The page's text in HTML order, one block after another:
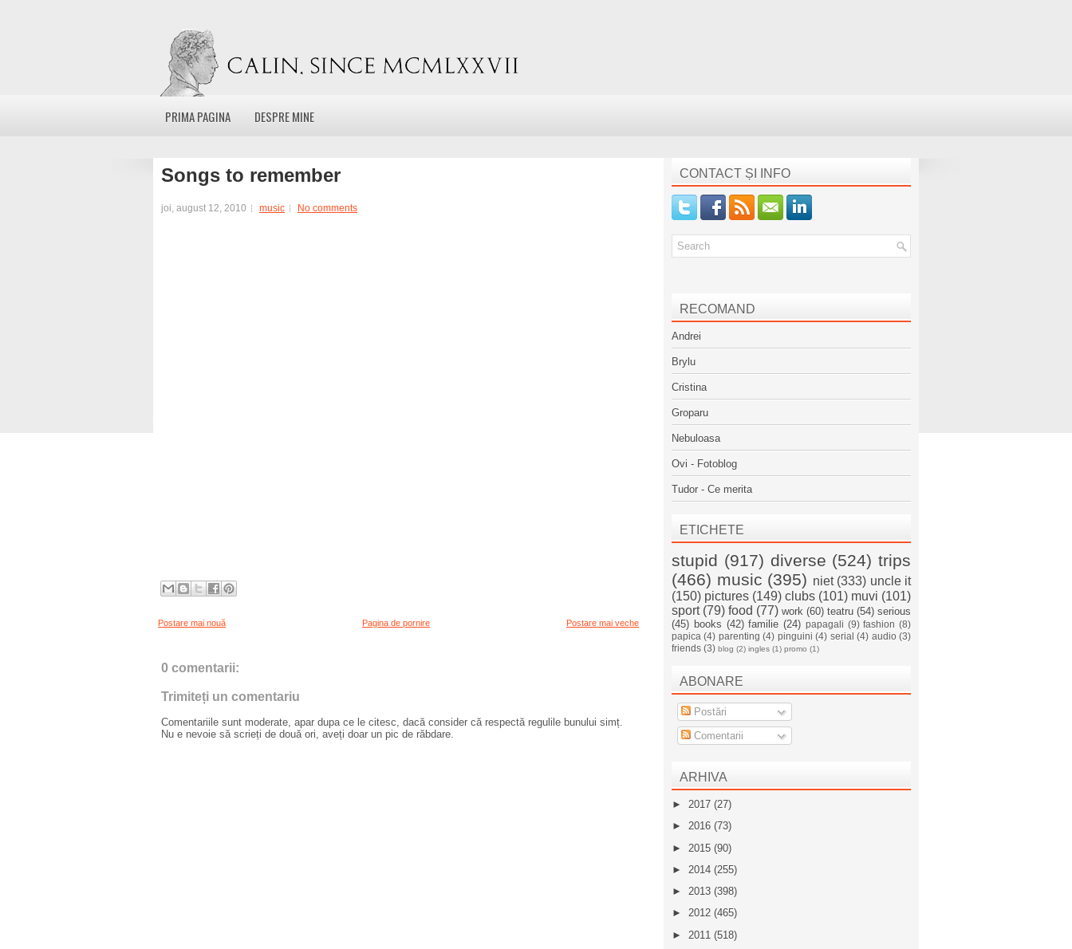
PRIMA PAGINA DESPRE MINE
Songs to remember
joi, august 12, 2010 music No comments
Postare mai nouă Postare mai veche
Pagina de pornire
0 comentarii:
Trimiteți un comentariu
Comentariile sunt moderate, apar dupa ce le citesc, dacă consider că respectă regulile bunului simț.
Nu e nevoie să scrieți de două ori, aveți doar un pic de răbdare.
CONTACT ȘI INFO
RECOMAND
Andrei
Brylu
Cristina
Groparu
Nebuloasa
Ovi - Fotoblog
Tudor - Ce merita
ETICHETE
stupid (917) diverse (524) trips
(466) music (395) niet (333) uncle it
(150) pictures (149) clubs (101) muvi (101)
sport (79) food (77) work (60) teatru (54) serious
(45) books (42) familie (24) papagali (9) fashion (8)
papica (4) parenting (4) pinguini (4) serial (4) audio (3)
friends (3) blog (2) ingles (1) promo (1)
ABONARE
Postări
Comentarii
ARHIVA
► 2017 (27)
► 2016 (73)
► 2015 (90)
► 2014 (255)
► 2013 (398)
► 2012 (465)
► 2011 (518)